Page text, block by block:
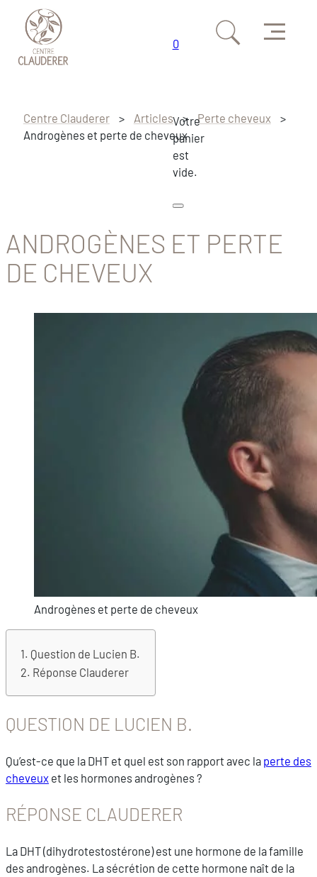
Passer au contenu principal
Passer au pied de page
Menu
0
Votre
panier
est
vide.
Centre Clauderer > Articles > Perte cheveux
>
Androgènes et perte de cheveux
ANDROGÈNES ET PERTE
DE CHEVEUX
Androgènes et perte de cheveux
Question de Lucien B.
Réponse Clauderer
QUESTION DE LUCIEN B.
Qu’est-ce que la DHT et quel est son rapport avec la perte des
cheveux et les hormones androgènes ?
RÉPONSE CLAUDERER
La DHT (dihydrotestostérone) est une hormone de la famille
des androgènes. La sécrétion de cette hormone naît de la